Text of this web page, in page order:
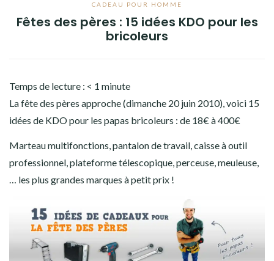
CADEAU POUR HOMME
Fêtes des pères : 15 idées KDO pour les
bricoleurs
Temps de lecture : < 1 minute
La fête des pères approche (dimanche 20 juin 2010), voici 15
idées de KDO pour les papas bricoleurs : de 18€ à 400€
Marteau multifonctions, pantalon de travail, caisse à outil
professionnel, plateforme télescopique, perceuse, meuleuse,
… les plus grandes marques à petit prix !